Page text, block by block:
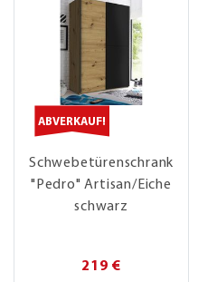
ABVERKAUF!
Schwebetürenschrank
"Pedro" Artisan/Eiche
schwarz
219 €